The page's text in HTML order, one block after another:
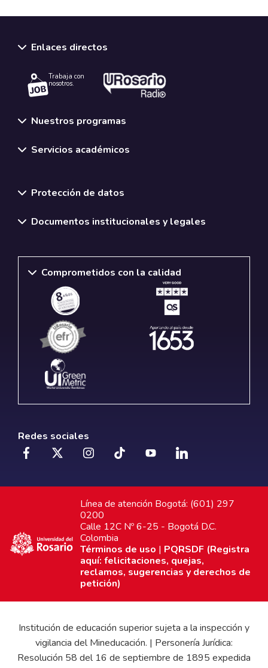
Enlaces directos
Trabaja con
nosotros.
Nuestros programas
Servicios académicos
Protección de datos
Documentos institucionales y legales
Comprometidos con la calidad
Redes sociales
Línea de atención Bogotá: (601) 297
0200
Calle 12C Nº 6-25 - Bogotá D.C.
Colombia
Términos de uso | PQRSDF (Registra
aquí: felicitaciones, quejas,
reclamos, sugerencias y derechos de
petición)
Institución de educación superior sujeta a la inspección y
vigilancia del Mineducación. | Personería Jurídica:
Resolución 58 del 16 de septiembre de 1895 expedida